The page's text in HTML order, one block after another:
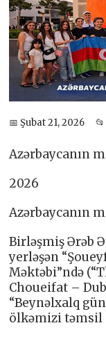
📅 Şubat 21, 2026
Azərbaycanın
2026
Azərbaycanın
Birləşmiş Ərəb
yerləşən
Məktəbi”ndə
Choueifat –
“Beynəlxalq
ölkəmizi təmsil